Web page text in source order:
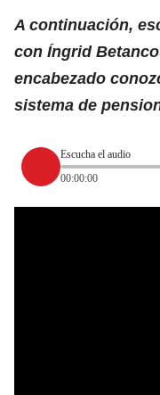
A continuación,
con Íngrid
encabezado
sistema de
Escucha el audio
00:00:00